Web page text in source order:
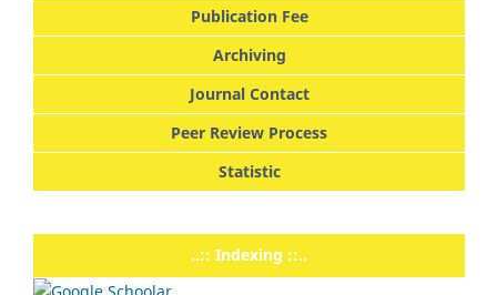
Publication Fee
Archiving
Journal Contact
Peer Review Process
Statistic
..:: Indexing ::..